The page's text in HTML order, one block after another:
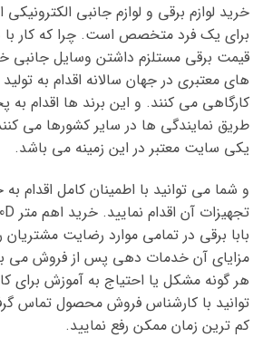
خرید لوازم برقی و لوازم جانبی
برای یک فرد متخصص است. چرا که کار با
قیمت برقی مستلزم داشتن وسایل جانبی
های معتبری در جهان سالانه اقدام به تولید
کارگاهی می کنند. و این برند ها اقدام
طریق نمایندگی ها در سایر کشورها می
یکی سایت معتبر در این زمینه می باشد.
و شما می توانید با اطمینان کامل اقدام
بابا برقی در تمامی موارد رضایت مشتریان
مزایای آن خدمات دهی پس از فروش می
هر گونه مشکل یا احتیاج به آموزش برای
توانید با کارشناس فروش محصول تماس
کم ترین زمان ممکن رفع نمایید.